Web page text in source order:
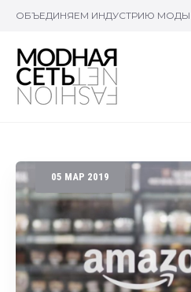
ОБЪЕДИНЯЕМ ИНДУСТРИЮ МОДЫ
05 МАР 2019